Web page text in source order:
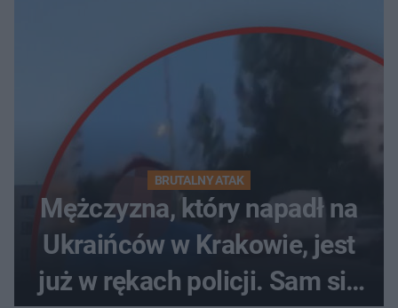
BRUTALNY ATAK
Mężczyzna, który napadł na
Ukraińców w Krakowie, jest
już w rękach policji. Sam się